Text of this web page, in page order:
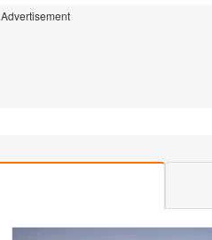
Advertisement